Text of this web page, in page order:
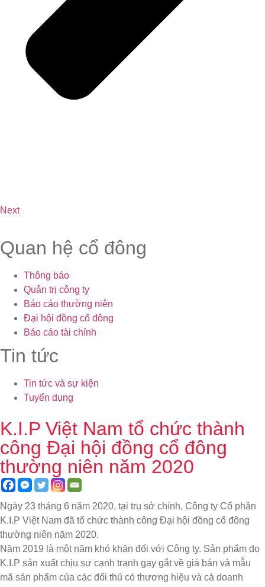
Next
Quan hệ cổ đông
Thông báo
Quản trị công ty
Báo cáo thường niên
Đại hội đồng cổ đông
Báo cáo tài chính
Tin tức
Tin tức và sự kiện
Tuyển dụng
K.I.P Việt Nam tổ chức thành
công Đại hội đồng cổ đông
thường niên năm 2020
Ngày 23 tháng 6 năm 2020, tại trụ sở chính, Công ty Cổ phần
K.I.P Việt Nam đã tổ chức thành công Đại hội đồng cổ đông
thường niên năm 2020.
Năm 2019 là một năm khó khăn đối với Công ty. Sản phẩm do
K.I.P sản xuất chịu sự cạnh tranh gay gắt về giá bán và mẫu
mã sản phẩm của các đối thủ có thương hiệu và cả doanh